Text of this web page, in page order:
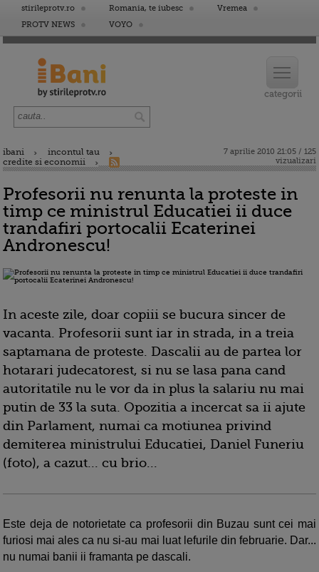
stirileprotv.ro Romania, te iubesc
Vremea
PROTV NEWS
VOYO
ibani
incontul tau
credite si economii
7 aprilie 2010 21:05 / 125
vizualizari
Profesorii nu renunta la proteste in
timp ce ministrul Educatiei ii duce
trandafiri portocalii Ecaterinei
Andronescu!
In aceste zile, doar copiii se bucura sincer de
vacanta. Profesorii sunt iar in strada, in a treia
saptamana de proteste. Dascalii au de partea lor
hotarari judecatorest, si nu se lasa pana cand
autoritatile nu le vor da in plus la salariu nu mai
putin de 33 la suta. Opozitia a incercat sa ii ajute
din Parlament, numai ca motiunea privind
demiterea ministrului Educatiei, Daniel Funeriu
(foto), a cazut... cu brio...
Este deja de notorietate ca profesorii din Buzau sunt cei mai
furiosi mai ales ca nu si-au mai luat lefurile din februarie. Dar...
nu numai banii ii framanta pe dascali.